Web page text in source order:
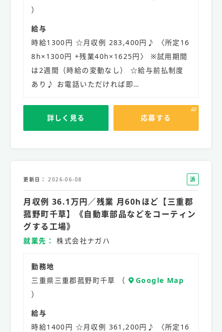
）
給与
時給1300円 ☆月収例 283,400円♪ 〈所定16
8h×1300円 +残業40h×1625円〉 ※試用期間
は2週間（時給の変動なし） ☆給与前払制度
あり♪ お電話いただければ即…
詳しく見る 応募する
更新日 2026-06-08
派
遣
社
員
月収例 36.1万円／残業 月60hほど【三重郡
菰野町千草】《自動車部品などをコーティン
グする工場》
就業先 株式会社ナガハ
勤務地
三重県三重郡菰野町千草 （
Google Map
）
給与
時給1400円 ☆月収例 361,200円♪ 〈所定16